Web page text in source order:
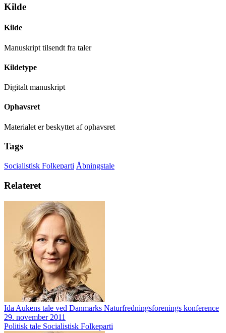
Kilde
Kilde
Manuskript tilsendt fra taler
Kildetype
Digitalt manuskript
Ophavsret
Materialet er beskyttet af ophavsret
Tags
Socialistisk Folkeparti Åbningstale
Relateret
Ida Aukens tale ved Danmarks Naturfredningsforenings konference
29. november 2011
Politisk tale Socialistisk Folkeparti